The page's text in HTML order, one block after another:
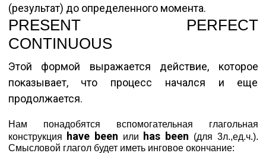
(результат) до определенного момента.
PRESENT PERFECT
CONTINUOUS
Этой формой выражается действие, которое
показывает, что процесс начался и еще
продолжается.
Нам понадобятся вспомогательная глагольная
конструкция
have been или has been (для 3л.,ед.ч.).
Смысловой глагол будет иметь инговое окончание: